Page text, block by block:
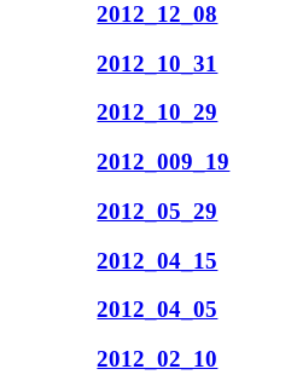
2012_12_08
2012_10_31
2012_10_29
2012_009_19
2012_05_29
2012_04_15
2012_04_05
2012_02_10